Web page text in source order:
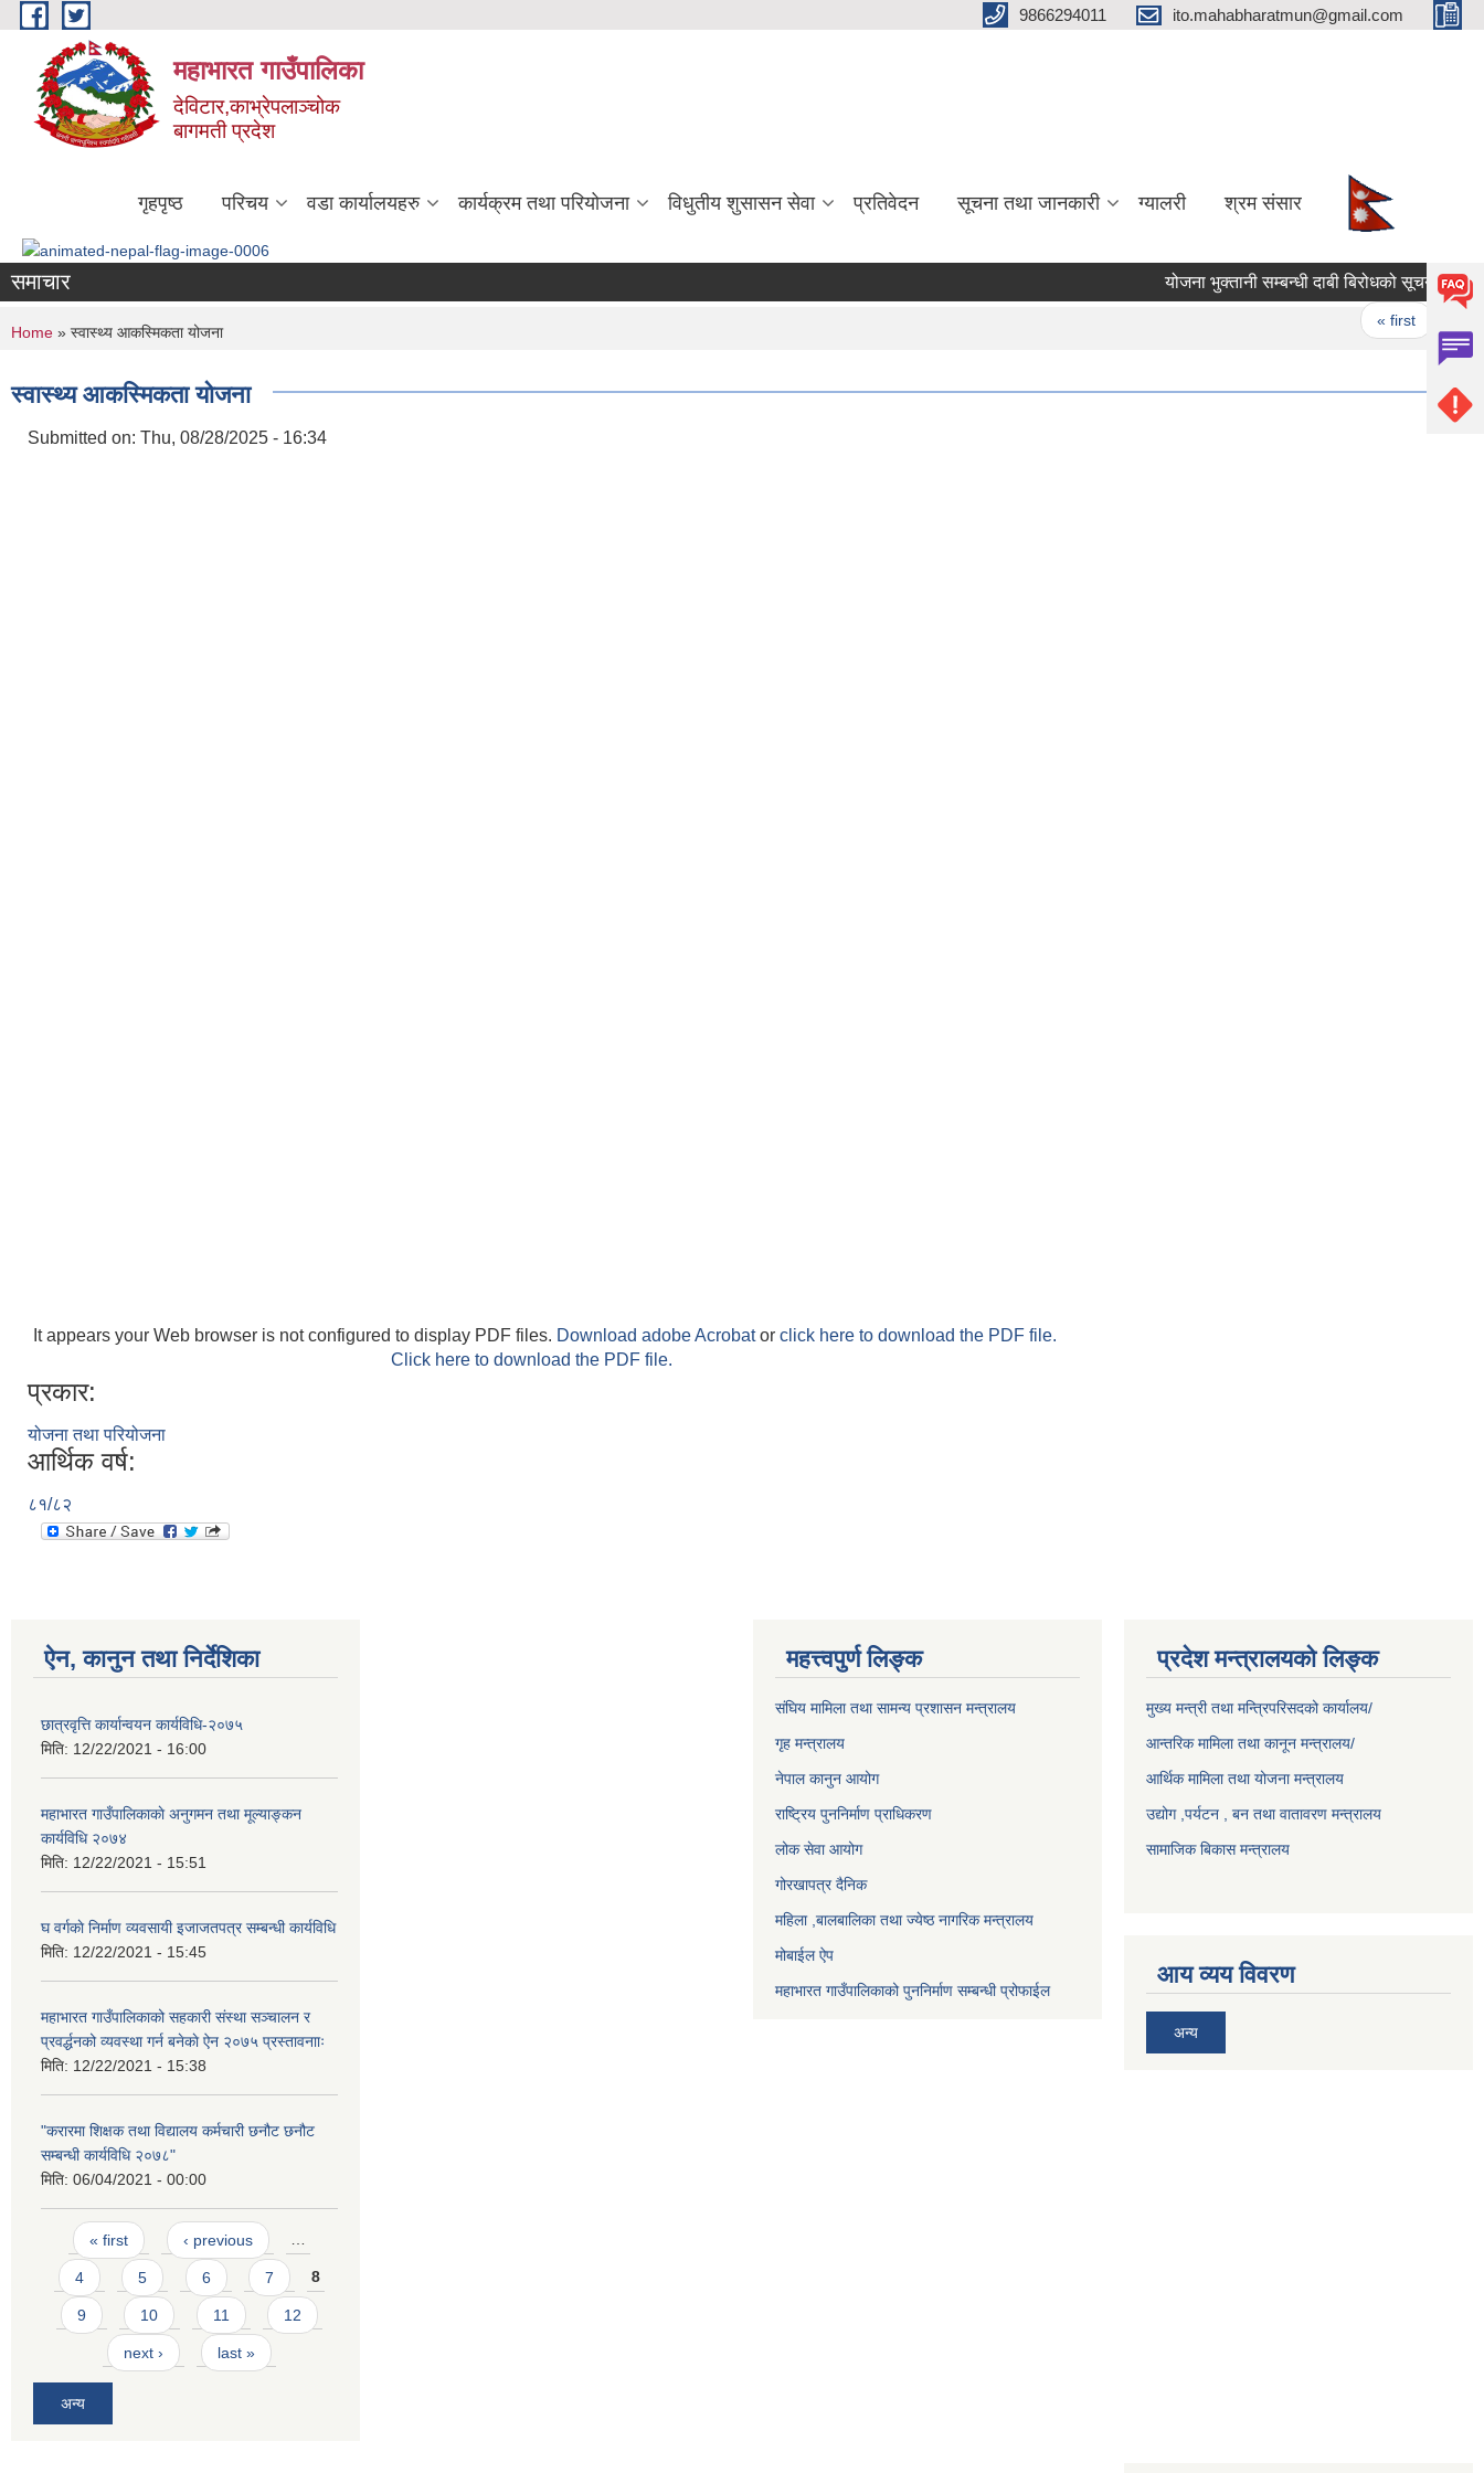
Skip to main content 9866294011 ito.mahabharatmun@gmail.com
महाभारत गाउँपालिका
देविटार,काभ्रेपलाञ्चोक
बागमती प्रदेश
गृहपृष्ठ परिचय वडा कार्यालयहरु कार्यक्रम तथा परियोजना विधुतीय शुसासन सेवा प्रतिवेदन सूचना तथा जानकारी ग्यालरी श्रम संसार
समाचार योजना भुक्तानी सम्बन्धी दाबी बिरोधको सूचना।
« first
You are here
Home » स्वास्थ्य आकस्मिकता योजना
स्वास्थ्य आकस्मिकता योजना
Submitted on: Thu, 08/28/2025 - 16:34
It appears your Web browser is not configured to display PDF files. Download adobe Acrobator click here to download the PDF file.
Click here to download the PDF file.
प्रकार:
योजना तथा परियोजना
आर्थिक वर्ष:
८१/८२
ऐन, कानुन तथा निर्देशिका
छात्रवृत्ति कार्यान्वयन कार्यविधि-२०७५
मिति: 12/22/2021 - 16:00
महाभारत गाउँपालिकाकाे अनुगमन तथा मूल्याङ्कन
कार्यविधि ‍‍२०७४
मिति: 12/22/2021 - 15:51
घ वर्गकाे निर्माण व्यवसायी इजाजतपत्र सम्बन्धी कार्यविधि
मिति: 12/22/2021 - 15:45
महाभारत गाउँपालिकाको सहकारी संस्था सञ्चालन र
प्रवर्द्धनको व्यवस्था गर्न बनेकाे ऐन २०७५ प्रस्तावनााः
मिति: 12/22/2021 - 15:38
"करारमा शिक्षक तथा विद्यालय कर्मचारी छनौट छनौट
सम्बन्धी कार्यविधि २०७८"
मिति: 06/04/2021 - 00:00
Pages
« first ‹ previous …
4 5 6 7 8
9 10 11 12
next › last »
अन्य
महत्त्वपुर्ण लिङ्क
संघिय मामिला तथा सामन्य प्रशासन मन्त्रालय
गृह मन्त्रालय
नेपाल कानुन आयोग
राष्ट्रिय पुननिर्माण प्राधिकरण
लोक सेवा आयोग
गोरखापत्र दैनिक
महिला ,बालबालिका तथा ज्येष्ठ नागरिक मन्त्रालय
मोबाईल ऐप
महाभारत गाउँपालिकाको पुननिर्माण सम्बन्धी प्रोफाईल
प्रदेश मन्त्रालयको लिङ्क
मुख्य मन्त्री तथा मन्त्रिपरिसदको कार्यालय/
आन्तरिक मामिला तथा कानून मन्त्रालय/
आर्थिक मामिला तथा योजना मन्त्रालय
उद्योग ,पर्यटन , बन तथा वातावरण मन्त्रालय
सामाजिक बिकास मन्त्रालय
आय व्यय विवरण
अन्य